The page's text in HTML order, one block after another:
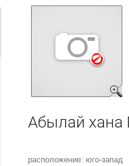
Абылай
расположение: юго-запад